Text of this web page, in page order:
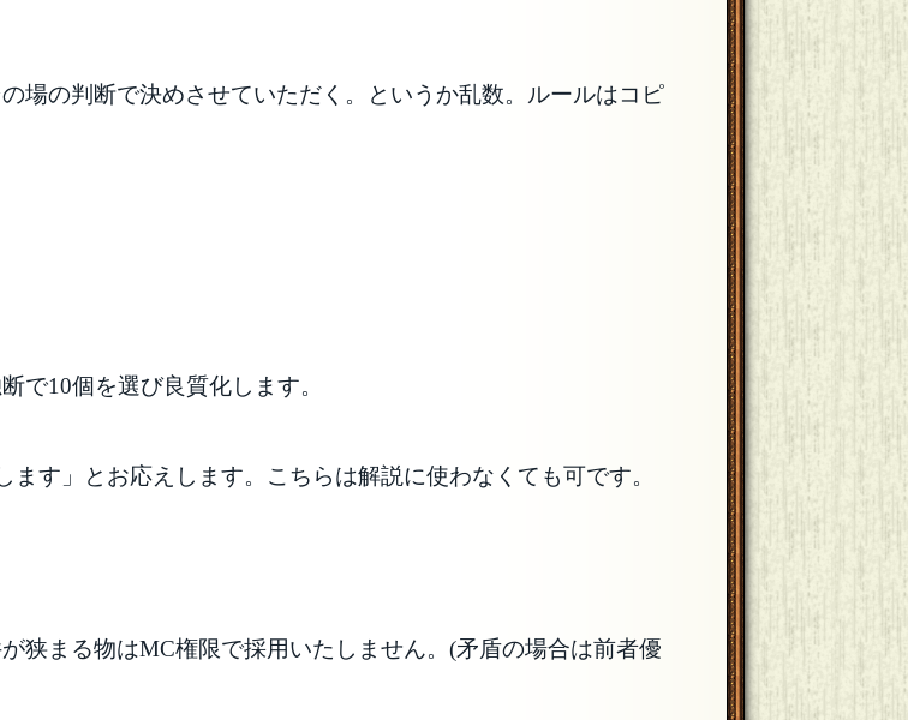
場の判断で決めさせていただく。というか乱数。ルールはコピ
で10個を選び良質化します。
す」とお応えします。こちらは解説に使わなくても可です。
狭まる物はMC権限で採用いたしません。(矛盾の場合は前者優